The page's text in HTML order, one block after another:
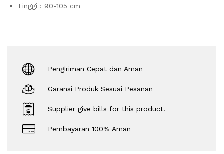
Tinggi : 90-105 cm
Pengiriman Cepat dan Aman
Garansi Produk Sesuai Pesanan
Supplier give bills for this product.
Pembayaran 100% Aman